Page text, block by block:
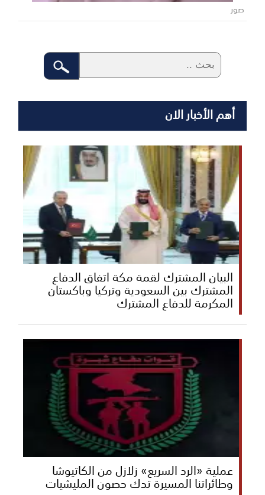
صور
أهم الأخبار الان
البيان المشترك لقمة مكة اتفاق الدفاع
المشترك بين السعودية وتركيا وباكستان
المكرمة للدفاع المشترك
عملية «الرد السريع» زلازل من الكاتيوشا
وطائراتنا المسيرة تدك حصون المليشيات